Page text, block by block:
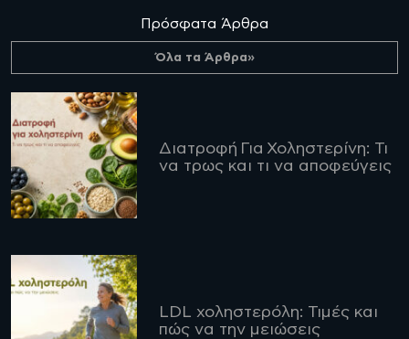
Πρόσφατα Άρθρα
Όλα τα Άρθρα»
Διατροφή Για Χοληστερίνη: Τι
να τρως και τι να αποφεύγεις
LDL χοληστερόλη: Τιμές και
πώς να την μειώσεις